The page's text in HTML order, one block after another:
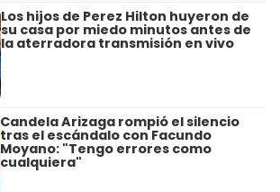
Los hijos de Perez Hilton huyeron de
su casa por miedo minutos antes de
la aterradora transmisión en vivo
Candela Arizaga rompió el silencio
tras el escándalo con Facundo
Moyano: "Tengo errores como
cualquiera"